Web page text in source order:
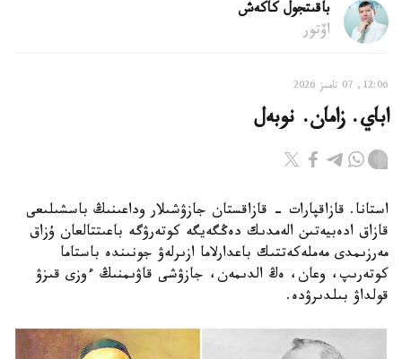
باقىتجول كاكەش
اۆتور
12:06, 07 تامىز 2026
اباي. زامان. نوبەل
استانا. قازاقپارات - قازاقستان جازۋشىلار وداعىنىڭ باسشىلىعى
قازاق ادەبيەتىن الەمدىك دەڭگەيگە كوتەرۋگە باعىتتالعان ۇزاق
مەرزىمدى مەملەكەتتىك باعدارلاما ازىرلەۋ جونىندە باستاما
كوتەرىپ، وعان، ەڭ الدىمەن، جازۋشى قاۋىمنىڭ ءوزى قىزۋ
قولداۋ بىلدىرۋدە.